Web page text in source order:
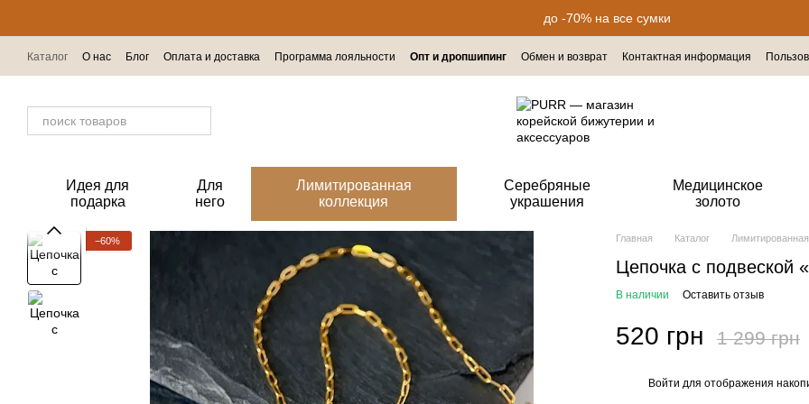
до -70% на все сумки
Каталог О нас Блог Оплата и доставка Программа лояльности Опт и дропшипинг Обмен и возврат Контактная информация
Отзывы о магазине
Идея для
подарка
Для
него
Лимитированная
коллекция
Серебряные
украшения
Медицинское
золото
−60% Главная Каталог
Цепочка с подвеской
В наличии Оставить отзыв
520 грн 1 299 грн
Войти для отображения